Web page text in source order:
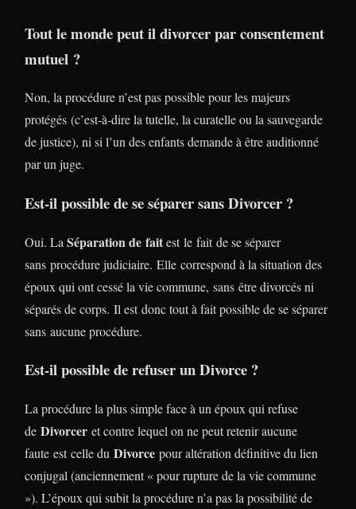
Tout le monde peut il divorcer par consentement
mutuel ?
Non, la procédure n’est pas possible pour les majeurs
protégés (c’est-à-dire la tutelle, la curatelle ou la sauvegarde
de justice), ni si l’un des enfants demande à être auditionné
par un juge.
Est-il possible de se séparer sans Divorcer ?
Oui. La Séparation de faitest le fait de se séparer
sans procédure judiciaire. Elle correspond à la situation des
époux qui ont cessé la vie commune, sans être divorcés ni
séparés de corps. Il est donc tout à fait possible de se séparer
sans aucune procédure.
Est-il possible de refuser un Divorce ?
La procédure la plus simple face à un époux qui refuse
de Divorcer et contre lequel on ne peut retenir aucune
faute est celle du Divorce pour altération définitive du lien
conjugal (anciennement « pour rupture de la vie commune
»). L’époux qui subit la procédure n’a pas la possibilité de